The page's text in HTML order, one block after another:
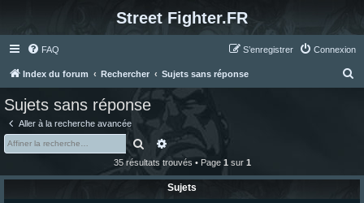
Street Fighter.FR
FAQ Connexion
S’enregistrer
Index du forum Rechercher Sujets sans réponse
Sujets sans réponse
Aller à la recherche avancée
RechercherRecherche avancée
35 résultats trouvés • Page 1 sur 1
Sujets